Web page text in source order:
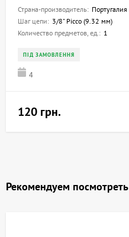
Страна-производитель: Португалия
Шаг цепи: 3/8" Picco (9.32 мм)
Количество предметов, ед.: 1
ПІД ЗАМОВЛЕННЯ
4
120 грн.
Рекомендуем посмотреть